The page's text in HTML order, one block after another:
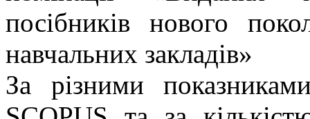
посібників нового
навчальних закладів»
За різними